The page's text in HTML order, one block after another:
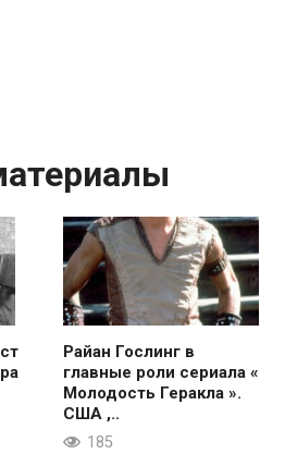
Райан Гослинг в
главные роли сериала «
Молодость Геракла ».
США ,..
185